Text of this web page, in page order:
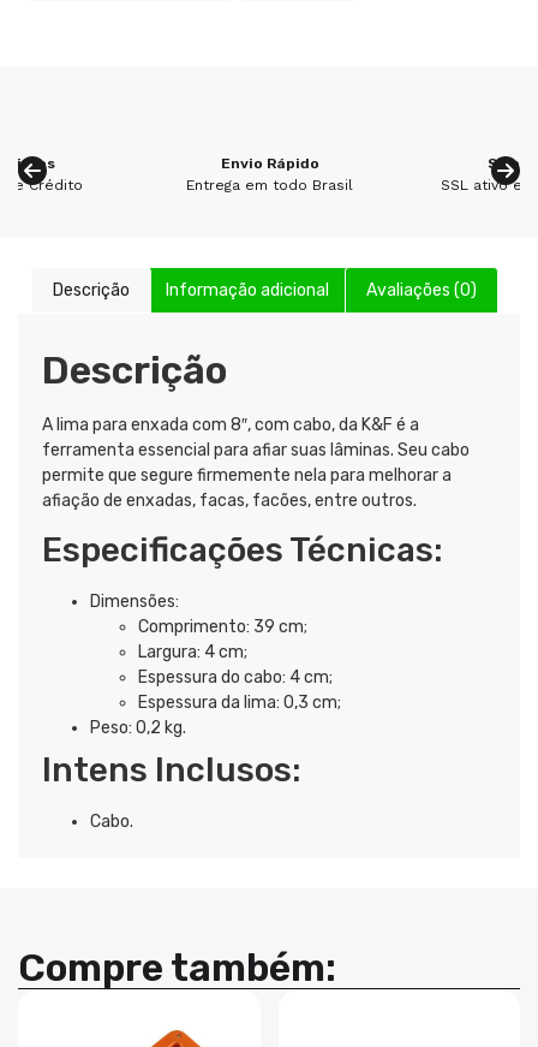
juros
de Crédito
Envio Rápido
Entrega em todo Brasil
Site
SSL ativo
Descrição Informação adicional Avaliações (0)
Descrição
A lima para enxada com 8″, com cabo, da K&F é a
ferramenta essencial para afiar suas lâminas. Seu cabo
permite que segure firmemente nela para melhorar a
afiação de enxadas, facas, facões, entre outros.
Especificações Técnicas:
Dimensões:
Comprimento: 39 cm;
Largura: 4 cm;
Espessura do cabo: 4 cm;
Espessura da lima: 0,3 cm;
Peso: 0,2 kg.
Intens Inclusos:
Cabo.
Compre também: